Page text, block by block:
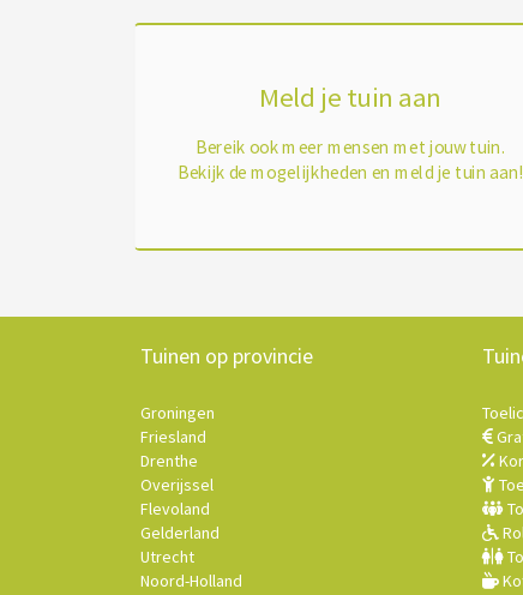
Meld je tuin aan
Bereik ook meer mensen met jouw tuin.
Bekijk de mogelijkheden en meld je tuin aan!
Tuinen op provincie
Groningen
Friesland
Drenthe
Overijssel
Flevoland
Gelderland
Utrecht
Noord-Holland